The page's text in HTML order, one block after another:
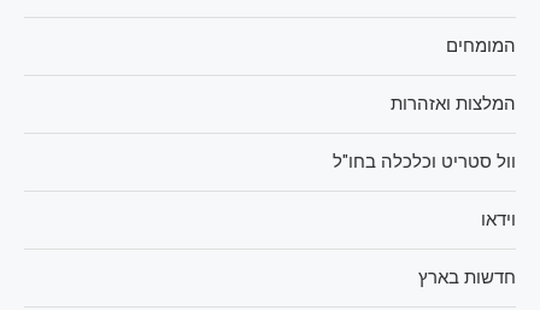
המומחים
המלצות ואזהרות
וול סטריט וכלכלה בחו"ל
וידאו
חדשות בארץ